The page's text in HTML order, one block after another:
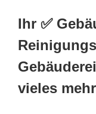
Ihr ✅
vieles